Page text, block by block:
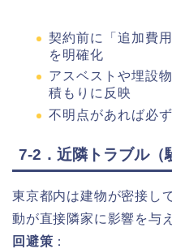
契約前に「追加費
を明確化
アスベストや埋設
積もりに反映
不明点があれば必
7-2．近隣トラブル（
東京都内は建物が密接し
動が直接隣家に影響を与
回避策 ：